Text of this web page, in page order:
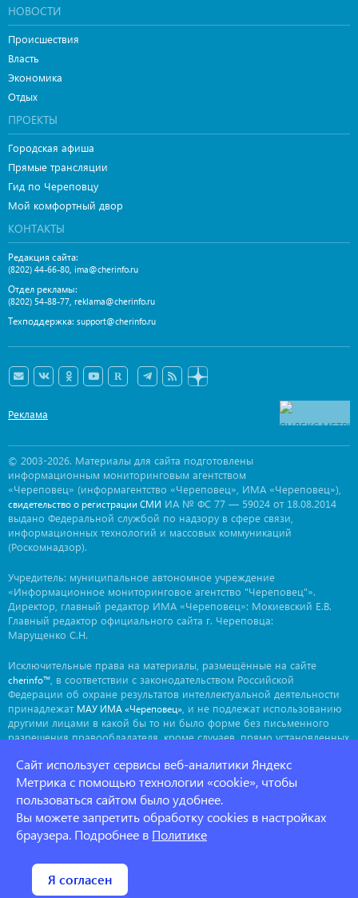
НОВОСТИ
Происшествия
Власть
Экономика
Отдых
ПРОЕКТЫ
Городская афиша
Прямые трансляции
Гид по Череповцу
Мой комфортный двор
КОНТАКТЫ
Редакция сайта:
(8202) 44-66-80, ima@cherinfo.ru
Отдел рекламы:
(8202) 54-88-77, reklama@cherinfo.ru
Техподдержка: support@cherinfo.ru
Реклама
© 2003-2026. Материалы для сайта подготовлены
информационным мониторинговым агентством
«Череповец» (информагентство «Череповец», ИМА «Череповец»),
свидетельство о регистрации СМИ ИА № ФС 77 — 59024 от 18.08.2014
выдано Федеральной службой по надзору в сфере связи,
информационных технологий и массовых коммуникаций
(Роскомнадзор).
Учредитель: муниципальное автономное учреждение
«Информационное мониторинговое агентство "Череповец"».
Директор, главный редактор ИМА «Череповец»: Мокиевский Е.В.
Главный редактор официального сайта г. Череповца:
Марущенко С.Н.
Исключительные права на материалы, размещённые на сайте
cherinfo™ , в соответствии с законодательством Российской
Федерации об охране результатов интеллектуальной деятельности
принадлежат МАУ ИМА «Череповец» , и не подлежат использованию
другими лицами в какой бы то ни было форме без письменного
разрешения правообладателя, кроме случаев, прямо установленных
ima@cherinfo.ru. Мнение авторов может не совпадать с мнением
редакции.
При использовании материалов сайтаcherinfo™
является прямая, открытая для индексации гиперссылка на
страницу, с которой материал заимствован. Гиперссылка должна
размещаться непосредственно в тексте, воспроизводящем
оригинальный материал
Политика конфеденциальности
Сайт использует сервисы веб-аналитики Яндекс
Метрика с помощью технологии «cookie», чтобы
пользоваться сайтом было удобнее.
Вы можете запретить обработку cookies в настройках
браузера. Подробнее в Политике